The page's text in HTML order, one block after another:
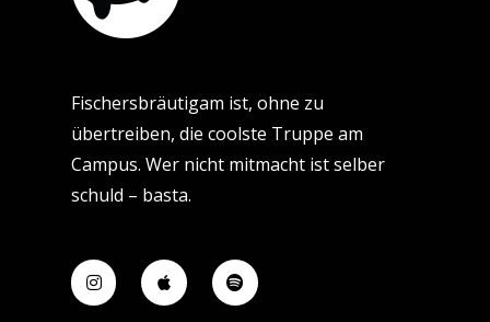
Fischersbräutigam ist, ohne zu
übertreiben, die coolste Truppe am
Campus. Wer nicht mitmacht ist selber
schuld – basta.